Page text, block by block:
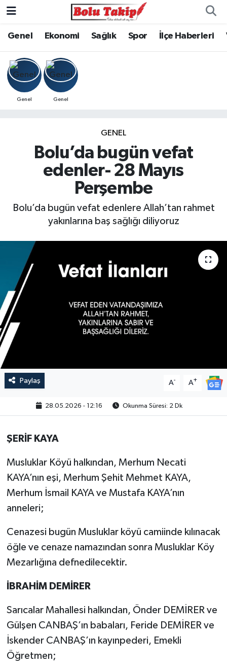
Genel Ekonomi Sağlık Spor İlçe Haberleri
Genel Genel
GENEL
Bolu’da bugün vefat
edenler- 28 Mayıs
Perşembe
Bolu’da bugün vefat edenlere Allah’tan rahmet
yakınlarına baş sağlığı diliyoruz
Paylaş A- A+
28.05.2026 - 12:16 Okunma Süresi: 2 Dk
ŞERİF KAYA
Musluklar Köyü halkından, Merhum Necati
KAYA’nın eşi, Merhum Şehit Mehmet KAYA,
Merhum İsmail KAYA ve Mustafa KAYA’nın
anneleri;
Cenazesi bugün Musluklar köyü camiinde kılınacak
öğle ve cenaze namazından sonra Musluklar Köy
Mezarlığına defnedilecektir.
İBRAHİM DEMİRER
Sarıcalar Mahallesi halkından, Önder DEMİRER ve
Gülşen CANBAŞ’ın babaları, Feride DEMİRER ve
İskender CANBAŞ’ın kayınpederi, Emekli
Öğretmen;